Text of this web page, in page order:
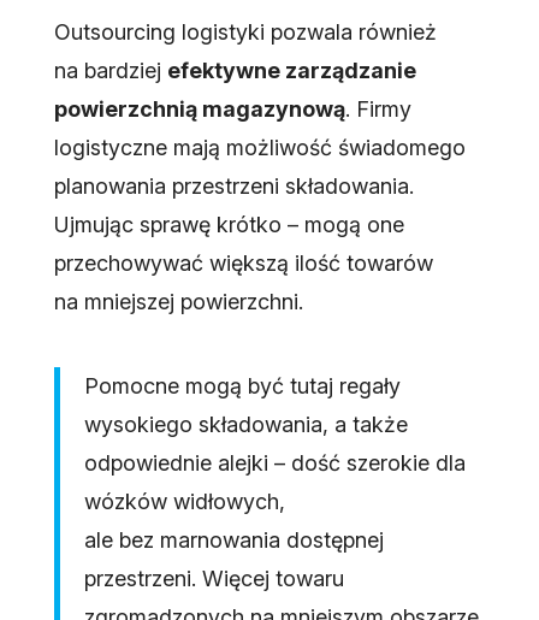
Outsourcing logistyki pozwala również
na bardziej efektywne zarządzanie
powierzchnią magazynową. Firmy
logistyczne mają możliwość świadomego
planowania przestrzeni składowania.
Ujmując sprawę krótko – mogą one
przechowywać większą ilość towarów
na mniejszej powierzchni.
Pomocne mogą być tutaj regały
wysokiego składowania, a także
odpowiednie alejki – dość szerokie dla
wózków widłowych,
ale bez marnowania dostępnej
przestrzeni. Więcej towaru